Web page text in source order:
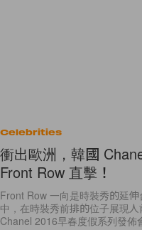
Celebrities
衝出歐洲，韓國
Front Row 直擊！
Front Row 一向是時裝秀的延
中，在時裝秀前排的位子展現
Chanel 2016早春度假系列發佈